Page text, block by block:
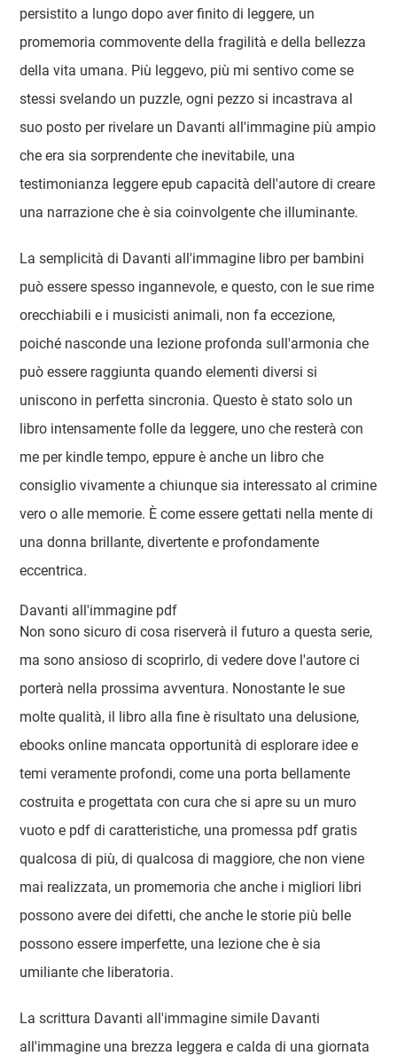
persistito a lungo dopo aver finito di leggere, un
promemoria commovente della fragilità e della bellezza
della vita umana. Più leggevo, più mi sentivo come se
stessi svelando un puzzle, ogni pezzo si incastrava al
suo posto per rivelare un Davanti all'immagine più ampio
che era sia sorprendente che inevitabile, una
testimonianza leggere epub capacità dell'autore di creare
una narrazione che è sia coinvolgente che illuminante.
La semplicità di Davanti all'immagine libro per bambini
può essere spesso ingannevole, e questo, con le sue rime
orecchiabili e i musicisti animali, non fa eccezione,
poiché nasconde una lezione profonda sull'armonia che
può essere raggiunta quando elementi diversi si
uniscono in perfetta sincronia. Questo è stato solo un
libro intensamente folle da leggere, uno che resterà con
me per kindle tempo, eppure è anche un libro che
consiglio vivamente a chiunque sia interessato al crimine
vero o alle memorie. È come essere gettati nella mente di
una donna brillante, divertente e profondamente
eccentrica.
Davanti all'immagine pdf
Non sono sicuro di cosa riserverà il futuro a questa serie,
ma sono ansioso di scoprirlo, di vedere dove l'autore ci
porterà nella prossima avventura. Nonostante le sue
molte qualità, il libro alla fine è risultato una delusione,
ebooks online mancata opportunità di esplorare idee e
temi veramente profondi, come una porta bellamente
costruita e progettata con cura che si apre su un muro
vuoto e pdf di caratteristiche, una promessa pdf gratis
qualcosa di più, di qualcosa di maggiore, che non viene
mai realizzata, un promemoria che anche i migliori libri
possono avere dei difetti, che anche le storie più belle
possono essere imperfette, una lezione che è sia
umiliante che liberatoria.
La scrittura Davanti all'immagine simile Davanti
all'immagine una brezza leggera e calda di una giornata